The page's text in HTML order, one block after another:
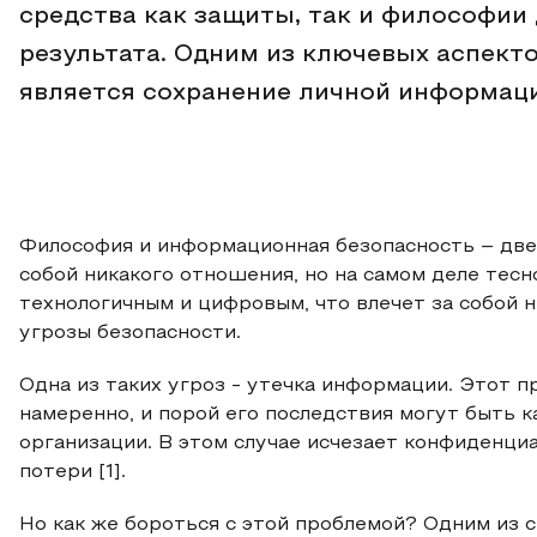
средства как защиты, так и
результата. Одним из ключевых
является сохранение личной
Философия и информационная безопасность –
собой никакого отношения, но на самом деле
технологичным и цифровым, что влечет за собой
угрозы безопасности.
Одна из таких угроз - утечка информации. Этот
намеренно, и порой его последствия могут быть
организации. В этом случае исчезает
потери [1].
Но как же бороться с этой проблемой? Одним из